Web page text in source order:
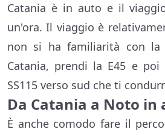
Catania è in auto e il
un'ora. Il viaggio è
non si ha familiarità con la
Catania, prendi la E45 e
SS115 verso sud che ti
Da Catania a Noto in
È anche comodo fare il